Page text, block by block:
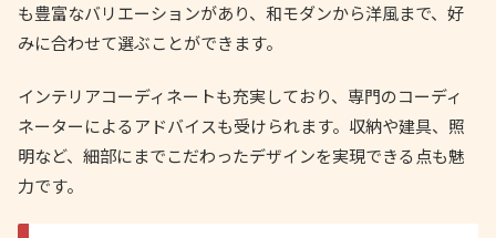
も豊富なバリエーションがあり、和モダンから洋風まで、好
みに合わせて選ぶことができます。
インテリアコーディネートも充実しており、専門のコーディ
ネーターによるアドバイスも受けられます。収納や建具、照
明など、細部にまでこだわったデザインを実現できる点も魅
力です。